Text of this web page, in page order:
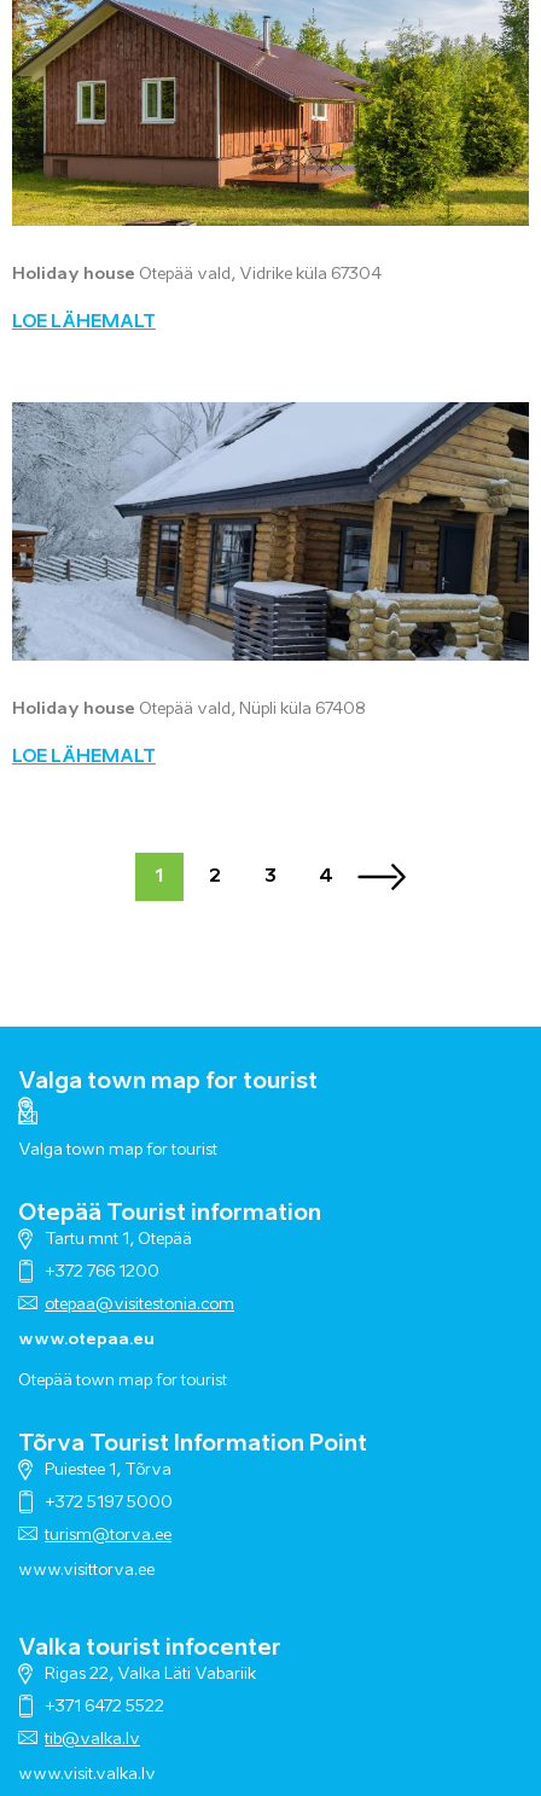
Holiday house Otepää vald, Vidrike küla 67304
LOE LÄHEMALT
Holiday house Otepää vald, Nüpli küla 67408
LOE LÄHEMALT
1 2 3 4
Valga town map for tourist
Valga town map for tourist
Otepää Tourist information
Tartu mnt 1, Otepää
+372 766 1200
otepaa@visitestonia.com
www.otepaa.eu
Otepää town map for tourist
Tõrva Tourist Information Point
Puiestee 1, Tõrva
+372 5197 5000
turism@torva.ee
www.visittorva.ee
Valka tourist infocenter
Rigas 22, Valka Läti Vabariik
+371 6472 5522
tib@valka.lv
www.visit.valka.lv